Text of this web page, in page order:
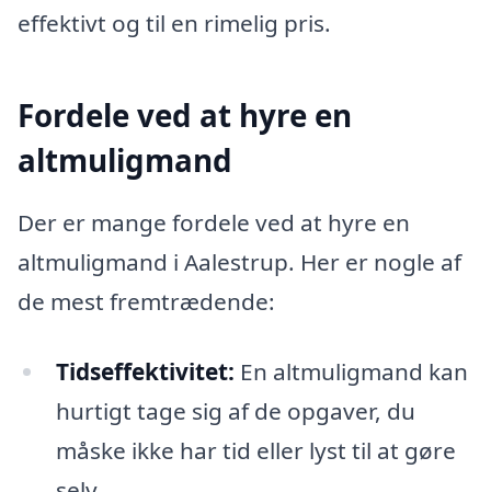
effektivt og til en rimelig pris.
Fordele ved at hyre en
altmuligmand
Der er mange fordele ved at hyre en
altmuligmand i Aalestrup. Her er nogle af
de mest fremtrædende:
Tidseffektivitet: En altmuligmand kan
hurtigt tage sig af de opgaver, du
måske ikke har tid eller lyst til at gøre